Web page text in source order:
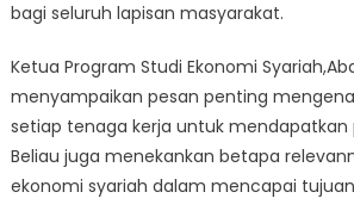
bagi seluruh lapisan masyarakat.
Ketua Program Studi Ekonomi
menyampaikan pesan penting
setiap tenaga kerja untuk mendapatkan
Beliau juga menekankan betapa
ekonomi syariah dalam mencapai